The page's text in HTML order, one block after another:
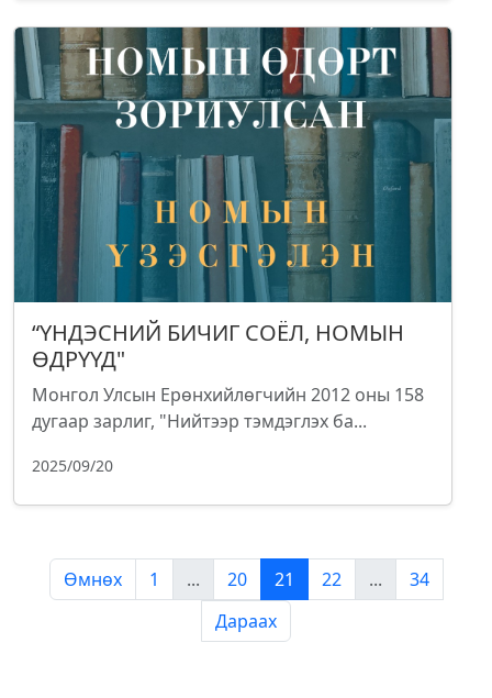
“ҮНДЭСНИЙ БИЧИГ СОЁЛ, НОМЫН
ӨДРҮҮД"
Монгол Улсын Ерөнхийлөгчийн 2012 оны 158
дугаар зарлиг, "Нийтээр тэмдэглэх ба...
2025/09/20
Өмнөх 1 ... 20 21 22 ...
34
Дараах